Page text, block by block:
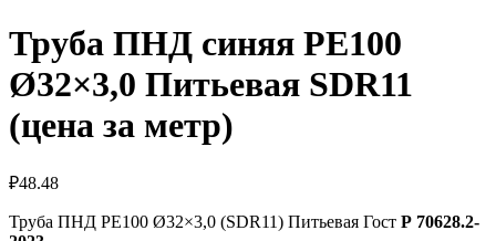
Труба ПНД синяя РЕ100
Ø32×3,0 Питьевая SDR11
(цена за метр)
₽48.48
Труба ПНД РЕ100 Ø32×3,0 (SDR11) Питьевая Гост Р 70628.2-